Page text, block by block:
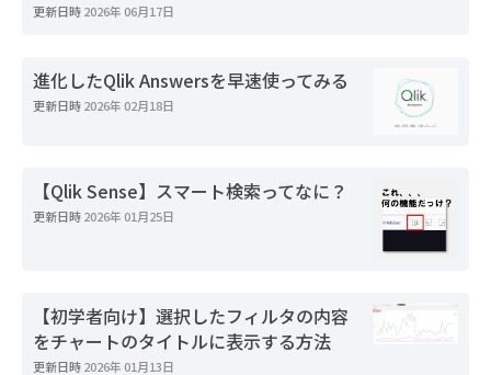
更新日時2026年 06月17日
進化したQlik Answersを早速使ってみる
更新日時2026年 02月18日
【Qlik Sense】スマート検索ってなに？
更新日時2026年 01月25日
【初学者向け】選択したフィルタの内容
をチャートのタイトルに表示する方法
更新日時2026年 01月13日